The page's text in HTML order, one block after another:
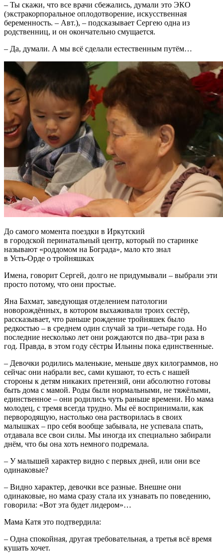
– Ты скажи, что все врачи сбежались, думали это ЭКО
(экстракорпоральное оплодотворение, искусственная
беременность. – Авт.), – подсказывает Сергею одна из
родственниц, и он окончательно смущается.
– Да, думали. А мы всё сделали естественным путём…
До самого момента поездки в Иркутский
в городской перинатальный центр, который по старинке
называют «роддомом на Бограда», мало кто знал
в Усть-Орде о тройняшках
Имена, говорит Сергей, долго не придумывали – выбрали эти
просто потому, что они простые.
Яна Бахмат, заведующая отделением патологии
новорождённых, в котором выхаживали троих сестёр,
рассказывает, что раньше рождение тройняшек было
редкостью – в среднем один случай за три–четыре года. Но
последние несколько лет они рождаются по два–три раза в
год. Правда, в этом году сёстры Ильины пока единственные.
– Девочки родились маленькие, меньше двух килограммов, но
сейчас они набрали вес, сами кушают, то есть с нашей
стороны к детям никаких претензий, они абсолютно готовы
быть дома с мамой. Роды были нормальными, не тяжёлыми,
единственное – они родились чуть раньше времени. Но мама
молодец, с тремя всегда трудно. Мы её воспринимали, как
первородящую, настолько она растворилась в своих
малышках – про себя вообще забывала, не успевала спать,
отдавала все свои силы. Мы иногда их специально забирали
днём, что бы она хоть немного подремала.
– У малышей характер видно с первых дней, или они все
одинаковые?
– Видно характер, девочки все разные. Внешне они
одинаковые, но мама сразу стала их узнавать по поведению,
говорила: «Вот эта будет лидером»…
Мама Катя это подтвердила:
– Одна спокойная, другая требовательная, а третья всё время
кушать хочет.